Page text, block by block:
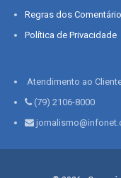
Regras dos
Política de Privacidade
Atendimento ao
(79) 2106-8000